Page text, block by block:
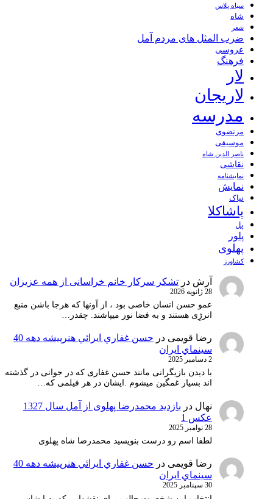
سیاه پلاس
شاه
شعر
ضرب المثل های مردم آمل
عروسی
فرهنگ
لار
لاریجان
مدرسه
مرتضوی
موسیقی
ناصر الدین شاه
نقاشی
نمايشنامه
نمایش
نیاک
پاشاکلا
پل
پلور
پهلوی
کشاورز
آرش در تشکر سرکار خانم خراسانی از همه عزیزان
28 ژانویه 2026
عمو حسن انسان خاصی بود ، از آونها که هرجا باشن منبع
انرژِی هستند و به فضا نور میپاشند. چقدر…
رضا قویمی در
حسن غفاري ايرائي هنرپيشه دهه 40
سينماي ايران
2 دسامبر 2025
با دیدن بازیگرانی مانند حسن غفاری که در جوانی در گذشته
اند بسیار غمگین میشوم .ایشان در هر فیلمی که…
نهال در
بازدید محمدرضا پهلوی از آمل سال 1327
عکس 1
28 نوامبر 2025
لطفا اسم رو درست بنویسید محمدرضا شاه پهلوی
رضا قویمی در
حسن غفاري ايرائي هنرپيشه دهه 40
سينماي ايران
30 سپتامبر 2025